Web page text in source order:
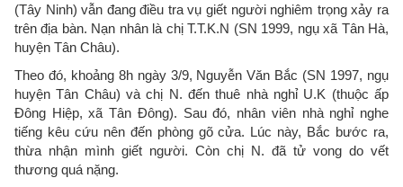
(Tây Ninh) vẫn đang điều tra vụ giết người nghiêm trọng xảy ra
trên địa bàn. Nạn nhân là chị T.T.K.N (SN 1999, ngụ xã Tân Hà,
huyện Tân Châu).
Theo đó, khoảng 8h ngày 3/9, Nguyễn Văn Bắc (SN 1997, ngụ
huyện Tân Châu) và chị N. đến thuê nhà nghỉ U.K (thuộc ấp
Đông Hiệp, xã Tân Đông). Sau đó, nhân viên nhà nghỉ nghe
tiếng kêu cứu nên đến phòng gõ cửa. Lúc này, Bắc bước ra,
thừa nhận mình giết người. Còn chị N. đã tử vong do vết
thương quá nặng.